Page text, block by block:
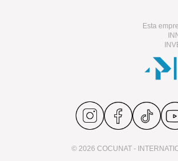
Esta
© 2026 COCUNAT -